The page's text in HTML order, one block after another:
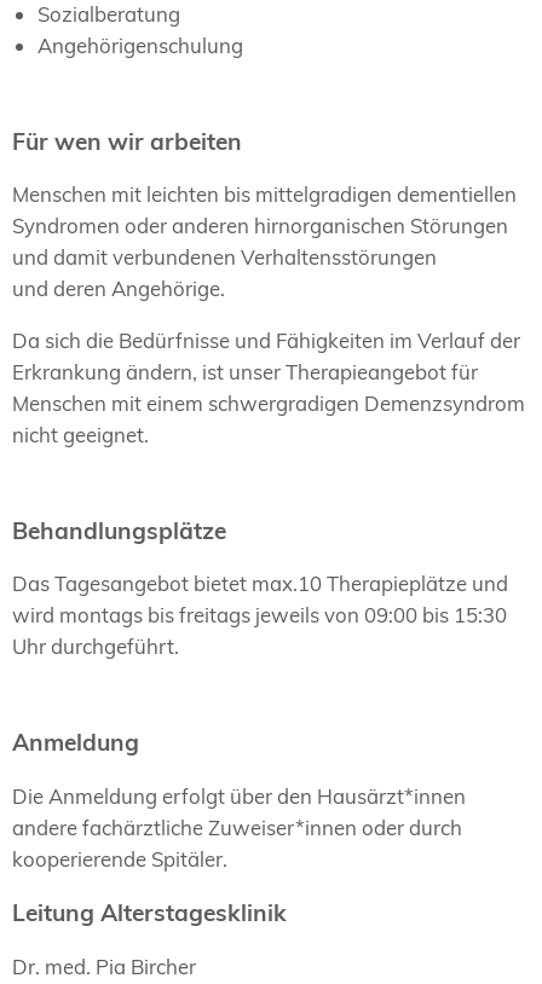
Sozialberatung
Angehörigenschulung
Für wen wir arbeiten
Menschen mit leichten bis mittelgradigen dementiellen
Syndromen oder anderen hirnorganischen Störungen
und damit verbundenen Verhaltensstörungen
und deren Angehörige.
Da sich die Bedürfnisse und Fähigkeiten im Verlauf der
Erkrankung ändern, ist unser Therapieangebot für
Menschen mit einem schwergradigen Demenzsyndrom
nicht geeignet.
Behandlungsplätze
Das Tagesangebot bietet max.10 Therapieplätze und
wird montags bis freitags jeweils von 09:00 bis 15:30
Uhr durchgeführt.
Anmeldung
Die Anmeldung erfolgt über den Hausärzt*innen
andere fachärztliche Zuweiser*innen oder durch
kooperierende Spitäler.
Leitung Alterstagesklinik
Dr. med. Pia Bircher